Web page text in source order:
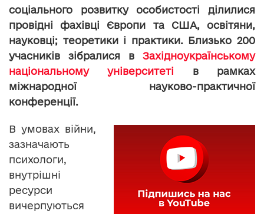
соціального розвитку особистості ділилися
провідні фахівці Європи та США, освітяни,
науковці; теоретики і практики. Близько 200
учасників зібралися в Західноукраїнському
національному університеті в рамках
міжнародної науково-практичної
конференції.
В умовах війни,
зазначають
психологи,
внутрішні
ресурси
вичерпуються